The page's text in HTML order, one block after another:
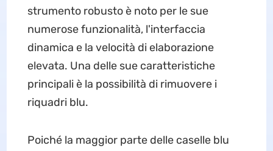
strumento robusto è noto per le sue
numerose funzionalità, l'interfaccia
dinamica e la velocità di elaborazione
elevata. Una delle sue caratteristiche
principali è la possibilità di rimuovere i
riquadri blu.
Poiché la maggior parte delle caselle blu